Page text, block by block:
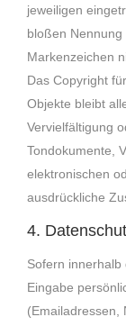
jeweiligen
bloßen
Markenzeichen
Das Copyright
Objekte bleibt
Vervielfältigung
Tondokumente,
elektronischen
ausdrückliche
4.
Sofern
Eingabe
(Emailadressen,